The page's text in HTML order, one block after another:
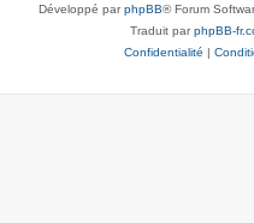
Développé parphpBB® Forum
Traduit parphpBB-
Confidentialité |